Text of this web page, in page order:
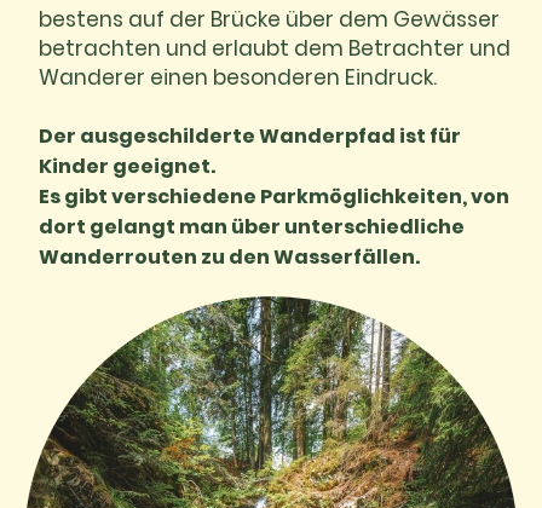
bestens auf der Brücke über dem Gewässer
betrachten und erlaubt dem Betrachter und
Wanderer einen besonderen Eindruck.
Der ausgeschilderte Wanderpfad ist für
Kinder geeignet.
Es gibt verschiedene Parkmöglichkeiten, von
dort gelangt man über unterschiedliche
Wanderrouten zu den Wasserfällen.